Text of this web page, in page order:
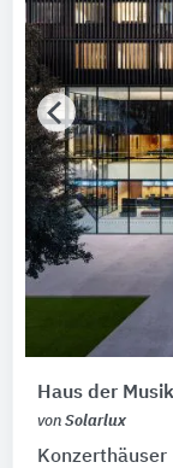
Haus der
von Solarlux
Konzerthäuser